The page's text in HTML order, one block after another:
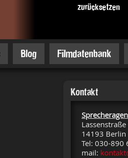
zurücksetzen
Blog Filmdatenbank
Kontakt
Lassenstraße
14193 Berlin
Tel: 030-890
mail: